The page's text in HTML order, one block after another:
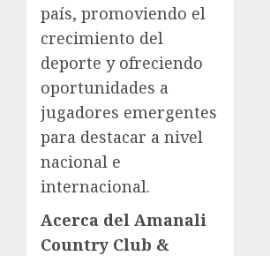
país, promoviendo el
crecimiento del
deporte y ofreciendo
oportunidades a
jugadores emergentes
para destacar a nivel
nacional e
internacional.
Acerca del Amanali
Country Club &